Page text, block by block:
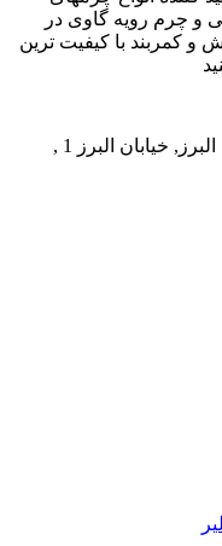
و چرم رویه گاوی در
کمربند با کیفیت ترین
آدرس کارخانه: چرمشهر ورامین, خیابان البرز, خیابان البرز 1 ,